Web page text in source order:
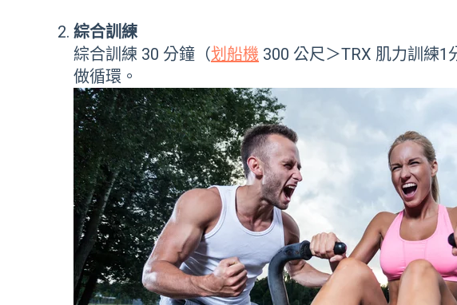
綜合訓練
綜合訓練 30 分鐘（划船機 300 公尺＞TRX 肌力訓練1
做循環。